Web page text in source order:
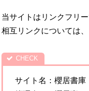
当サイトはリンクフリ
相互リンクについては
サイト名：櫻居書庫